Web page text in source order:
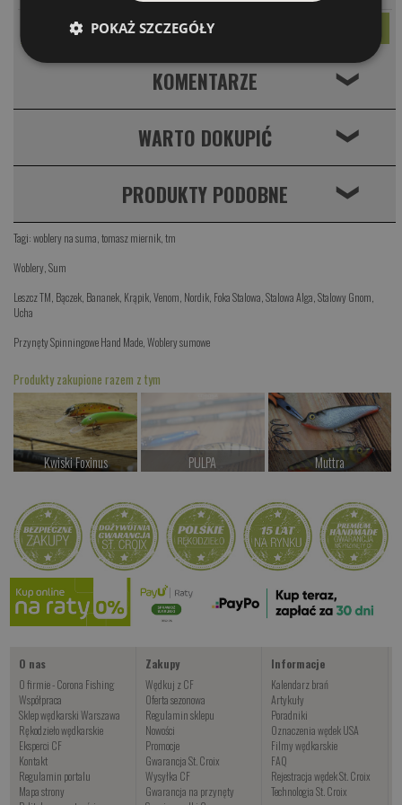
KOMENTARZE ❮
WARTO DOKUPIĆ ❮
PRODUKTY PODOBNE ❮
Tagi:woblery na suma ,tomasz miernik ,tm
Woblery ,Sum
Leszcz TM Bączek Bananek Krąpik ,Venom Nordik Foka Stalowa ,Stalowa Alga ,Stalowy Gnom
Ucha
Przynęty Spinningowe Hand Made ,Woblery sumowe
Produkty zakupione razem z tym
Kwiski Foxinus
Kup teraz >
PULPA
Kup teraz >
Muttra
Kup teraz >
Kwiski Scooby
Czekamy na dostawę
Kup teraz >
O nas
O firmie - Corona Fishing
Współpraca
Sklep wędkarski Warszawa
Rękodzieło wędkarskie
Eksperci CF
Kontakt
Regulamin portalu
Mapa strony
Zakupy
Wędkuj z CF
Oferta sezonowa
Regulamin sklepu
Nowości
Promocje
Gwarancja St. Croix
Wysyłka CF
Gwarancja na przynęty
Informacje
Kalendarz brań
Artykuły
Poradniki
Oznaczenia wędek USA
Filmy wędkarskie
FAQ
Rejestracja wędek St. Croix
Technologia St. Croix
POKAŻ SZCZEGÓŁY